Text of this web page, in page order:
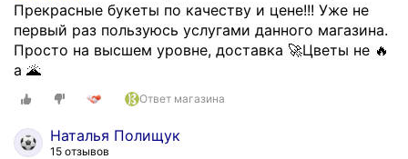
Прекрасные букеты по качеству и цене!!! Уже не
первый раз пользуюсь услугами данного магазина.
Просто на высшем уровне, доставка 🚀Цветы не 🔥
а 🌋
Ответ магазина
Наталья Полищук
15 отзывов